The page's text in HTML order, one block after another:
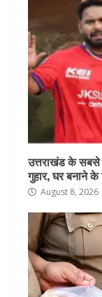
उत्तराखंड के
गुहार, घर बनाने के
August 8, 2026